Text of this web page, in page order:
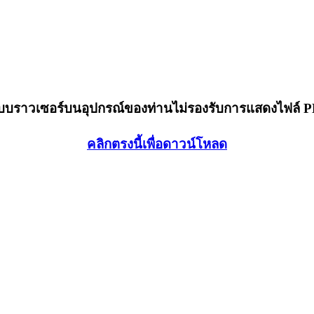
บราวเซอร์บนอุปกรณ์ของท่านไม่รองรับการแสดงไฟล์
คลิกตรงนี้เพื่อดาวน์โหลด